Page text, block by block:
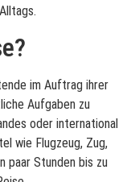
im Auftrag ihrer
Aufgaben zu
oder international
wie Flugzeug, Zug,
paar Stunden bis zu